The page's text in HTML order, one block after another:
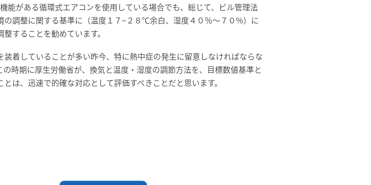
能がある循環式エアコンを使用している場合でも、総じて、ビル管理法
の調整に関する基準に（温度１７~２８℃余白、湿度４０％～７０%）に
することを勧めています。
装着していることが多い昨今、特に熱中症の発生に留意しなければならな
の時期に厚生労働省が、換気と温度・湿度の調節方法を、目標数値基準と
とは、迅速で的確な対応として評価すべきことだと思います。